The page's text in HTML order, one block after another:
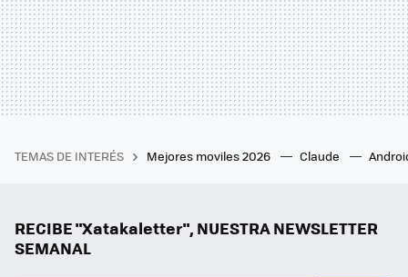
TEMAS DE INTERÉS Mejores moviles 2026 Claude
RECIBE "Xatakaletter", NUESTRA NEWSLETTER
SEMANAL